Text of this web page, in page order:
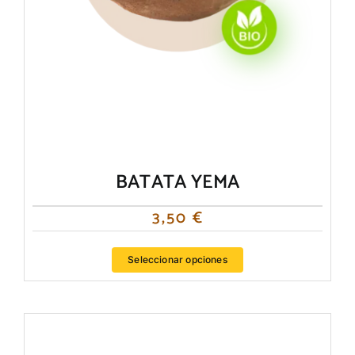
producto
BATATA YEMA
3,50 €
Seleccionar opciones
Este
tiene